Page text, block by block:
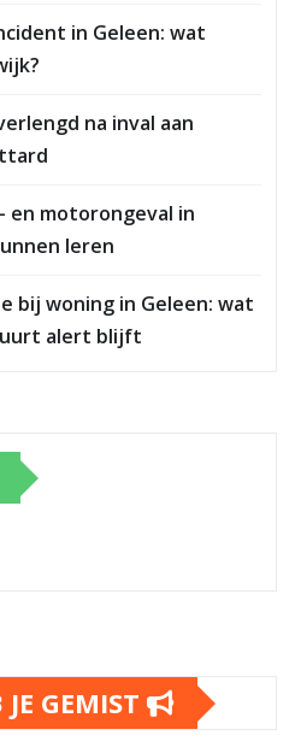
in Geleen: wat
na inval aan
en motorongeval in
leren
bij woning in Geleen: wat
alert blijft
GEMIST